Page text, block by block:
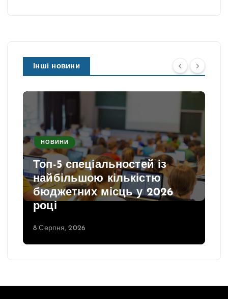
Інші новини
НОВИНИ
Топ-5 спеціальностей із
найбільшою кількістю
бюджетних місць у 2026
році
8 Серпня, 2026